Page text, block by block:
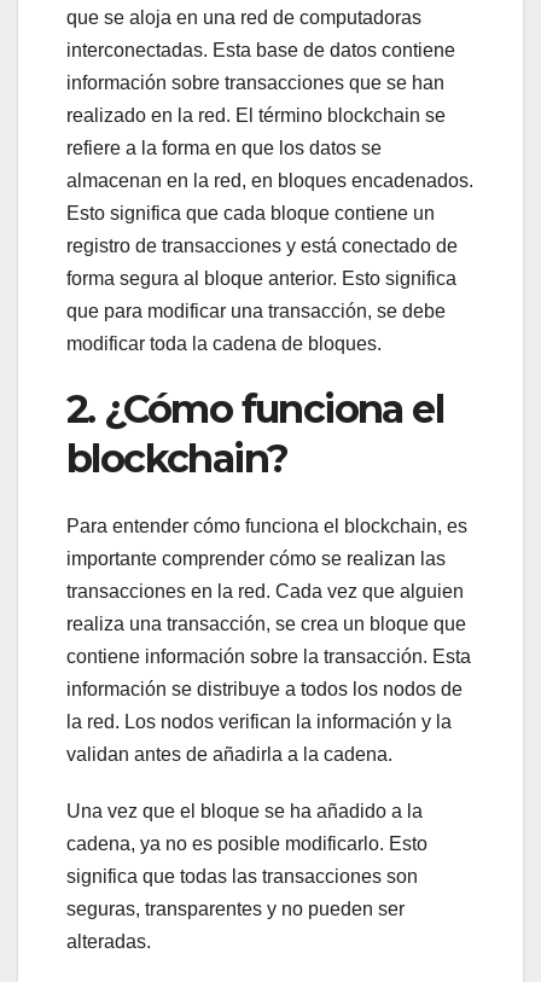
que se aloja en una red de computadoras
interconectadas. Esta base de datos contiene
información sobre transacciones que se han
realizado en la red. El término blockchain se
refiere a la forma en que los datos se
almacenan en la red, en bloques encadenados.
Esto significa que cada bloque contiene un
registro de transacciones y está conectado de
forma segura al bloque anterior. Esto significa
que para modificar una transacción, se debe
modificar toda la cadena de bloques.
2. ¿Cómo funciona el
blockchain?
Para entender cómo funciona el blockchain, es
importante comprender cómo se realizan las
transacciones en la red. Cada vez que alguien
realiza una transacción, se crea un bloque que
contiene información sobre la transacción. Esta
información se distribuye a todos los nodos de
la red. Los nodos verifican la información y la
validan antes de añadirla a la cadena.
Una vez que el bloque se ha añadido a la
cadena, ya no es posible modificarlo. Esto
significa que todas las transacciones son
seguras, transparentes y no pueden ser
alteradas.